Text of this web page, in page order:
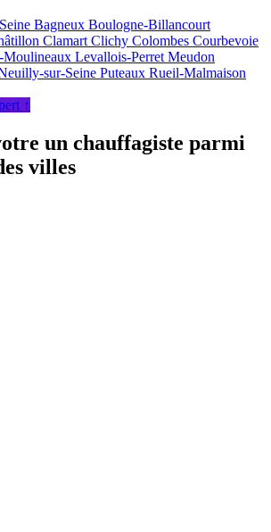
Bagneux Boulogne-Billancourt
Clamart Clichy Colombes Courbevoie
Moulineaux Levallois-Perret Meudon
sur-Seine Puteaux Rueil-Malmaison
↑
un chauffagiste parmi
villes